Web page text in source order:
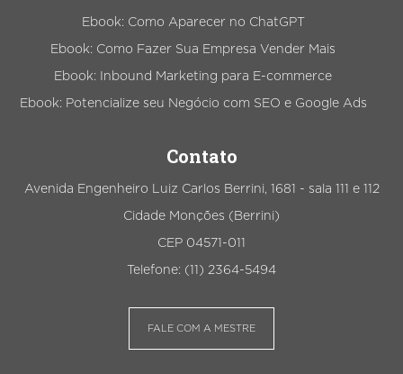
Ebook: Como Aparecer no ChatGPT
Ebook: Como Fazer Sua Empresa Vender Mais
Ebook: Inbound Marketing para E-commerce
Ebook: Potencialize seu Negócio com SEO e Google Ads
Contato
Avenida Engenheiro Luiz Carlos Berrini, 1681 - sala 111 e 112
Cidade Monções (Berrini)
CEP 04571-011
Telefone: (11) 2364-5494
FALE COM A MESTRE